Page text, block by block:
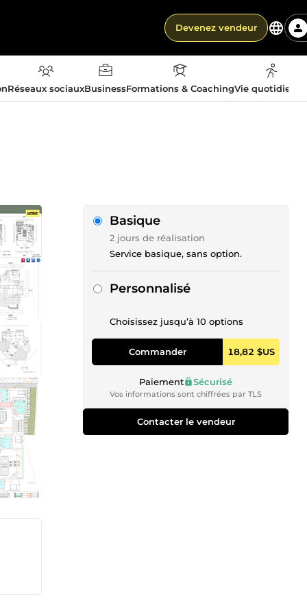
Devenez vendeur
Réseaux sociauxBusinessFormations & CoachingVie
Basique
2 jours de réalisation
Service basique, sans option.
Personnalisé
Choisissez jusqu’à 10 options
Commander 18,82 $US
Paiement Sécurisé
Vos informations sont chiffrées par TLS
Contacter le vendeur